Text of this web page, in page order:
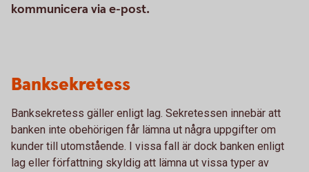
kommunicera via e-post.
Banksekretess
Banksekretess gäller enligt lag. Sekretessen innebär att
banken inte obehörigen får lämna ut några uppgifter om
kunder till utomstående. I vissa fall är dock banken enligt
lag eller författning skyldig att lämna ut vissa typer av